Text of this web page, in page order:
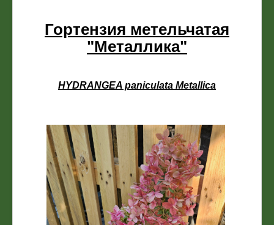
Гортензия метельчатая
"Металлика"
HYDRANGEA paniculata Metallica